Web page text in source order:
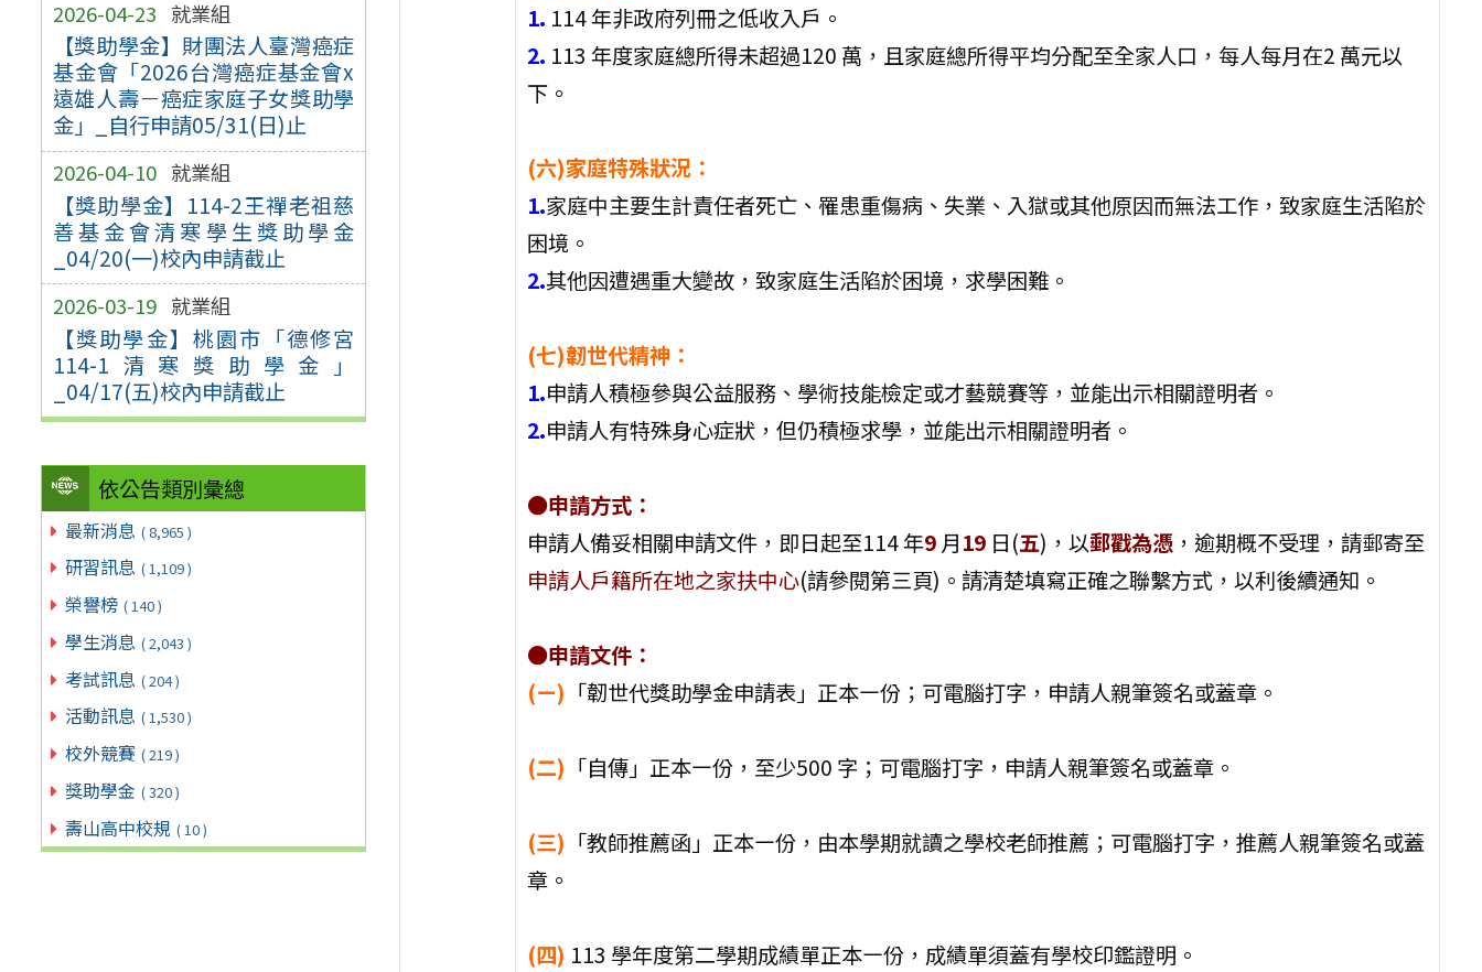
2026-04-23 就業組
【獎助學金】財團法人臺灣癌症
基金會「2026台灣癌症基金會x
遠雄人壽－癌症家庭子女獎助學
金」_自行申請05/31(日)止
2026-04-10 就業組
【獎助學金】114-2王禪老祖慈
善基金會清寒學生獎助學金
_04/20(一)校內申請截止
2026-03-19 就業組
【獎助學金】桃園市「德修宮
114-1清寒獎助學金」
_04/17(五)校內申請截止
依公告類別彙總
最新消息 ( 8,965 )
研習訊息 ( 1,109 )
榮譽榜 ( 140 )
學生消息 ( 2,043 )
考試訊息 ( 204 )
活動訊息 ( 1,530 )
校外競賽 ( 219 )
獎助學金 ( 320 )
壽山高中校規 ( 10 )
1. 114 年非政府列冊之低收入戶。
2. 113 年度家庭總所得未超過120 萬，且家庭總所得平均分配至全家人口，每人每月在2 萬元以
下。
(六)家庭特殊狀況：
1.家庭中主要生計責任者死亡、罹患重傷病、失業、入獄或其他原因而無法工作，致家庭生活陷於
困境。
2.其他因遭遇重大變故，致家庭生活陷於困境，求學困難。
(七)韌世代精神：
1.申請人積極參與公益服務、學術技能檢定或才藝競賽等，並能出示相關證明者。
2.申請人有特殊身心症狀，但仍積極求學，並能出示相關證明者。
●申請方式：
申請人備妥相關申請文件，即日起至114 年9月19 日(五)，以郵戳為憑，逾期概不受理，請郵寄至
申請人戶籍所在地之家扶中心(請參閱第三頁)。請清楚填寫正確之聯繫方式，以利後續通知。
●申請文件：
(ㄧ) 「韌世代獎助學金申請表」正本㇐份；可電腦打字，申請人親筆簽名或蓋章。
(二) 「自傳」正本㇐份，至少500 字；可電腦打字，申請人親筆簽名或蓋章。
(三) 「教師推薦函」正本㇐份，由本學期就讀之學校老師推薦；可電腦打字，推薦人親筆簽名或蓋
章。
(四) 113 學年度第二學期成績單正本㇐份，成績單須蓋有學校印鑑證明。